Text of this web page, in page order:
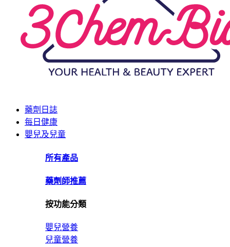
藥劑日誌
每日健康
嬰兒及兒童
所有產品
藥劑師推薦
按功能分類
嬰兒營養
兒童營養